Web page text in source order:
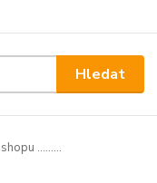
Hledat
shopu ………